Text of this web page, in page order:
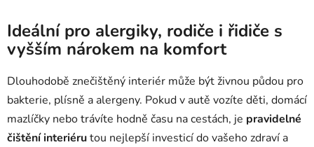
Ideální pro alergiky, rodiče i řidiče s
vyšším nárokem na komfort
Dlouhodobě znečištěný interiér může být živnou půdou pro
bakterie, plísně a alergeny. Pokud v autě vozíte děti, domácí
mazlíčky nebo trávíte hodně času na cestách, je pravidelné
čištění interiérutou nejlepší investicí do vašeho zdraví a